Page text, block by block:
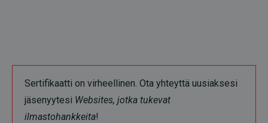
Sertifikaatti on virheellinen. Ota yhteyttä uusiaksesi
jäsenyytesi Websites, jotka tukevat
ilmastohankkeita!